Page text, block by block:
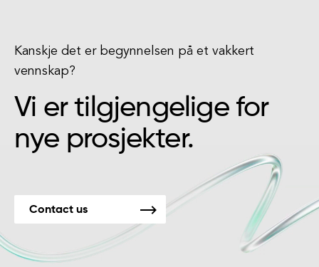
Kanskje det er begynnelsen på et vakkert
vennskap?
Vi er tilgjengelige for
nye prosjekter.
Contact us